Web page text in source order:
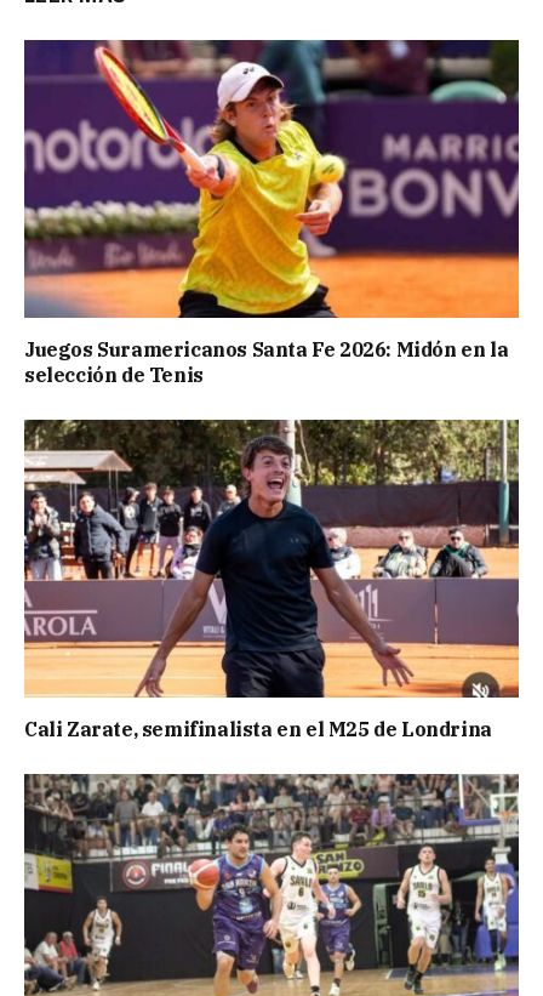
Juegos Suramericanos Santa Fe 2026: Midón en la
selección de Tenis
Cali Zarate, semifinalista en el M25 de Londrina